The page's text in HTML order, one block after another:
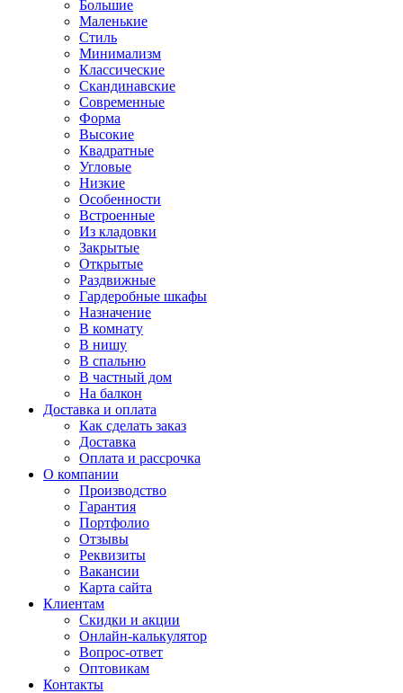
Большие
Маленькие
Стиль
Минимализм
Классические
Скандинавские
Современные
Форма
Высокие
Квадратные
Угловые
Низкие
Особенности
Встроенные
Из кладовки
Закрытые
Открытые
Раздвижные
Гардеробные шкафы
Назначение
В комнату
В нишу
В спальню
В частный дом
На балкон
Доставка и оплата
Как сделать заказ
Доставка
Оплата и рассрочка
О компании
Производство
Гарантия
Портфолио
Отзывы
Реквизиты
Вакансии
Карта сайта
Клиентам
Скидки и акции
Онлайн-калькулятор
Вопрос-ответ
Оптовикам
Контакты